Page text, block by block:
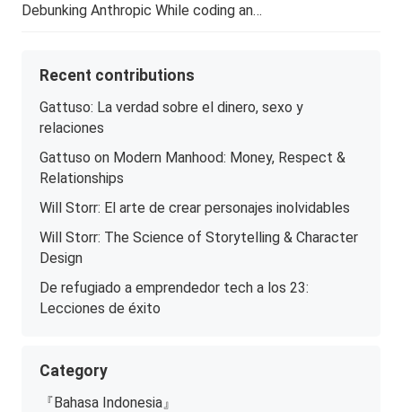
Debunking Anthropic While coding an…
Recent contributions
Gattuso: La verdad sobre el dinero, sexo y
relaciones
Gattuso on Modern Manhood: Money, Respect &
Relationships
Will Storr: El arte de crear personajes inolvidables
Will Storr: The Science of Storytelling & Character
Design
De refugiado a emprendedor tech a los 23:
Lecciones de éxito
Category
『Bahasa Indonesia』